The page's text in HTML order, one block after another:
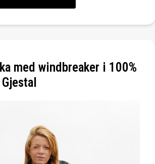
med windbreaker i 100%